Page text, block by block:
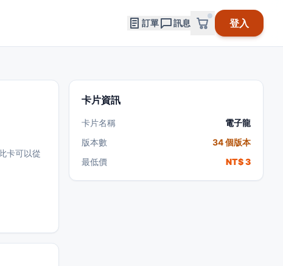
訂單 訊息 登入
卡可以從
卡片資訊
卡片名稱
電子龍
版本數
34 個版本
最低價
NT$ 3